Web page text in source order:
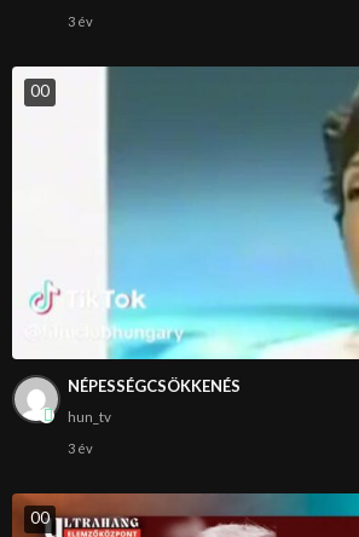
3 év
00
NÉPESSÉGCSÖKKENÉS
hun_tv
3 év
00